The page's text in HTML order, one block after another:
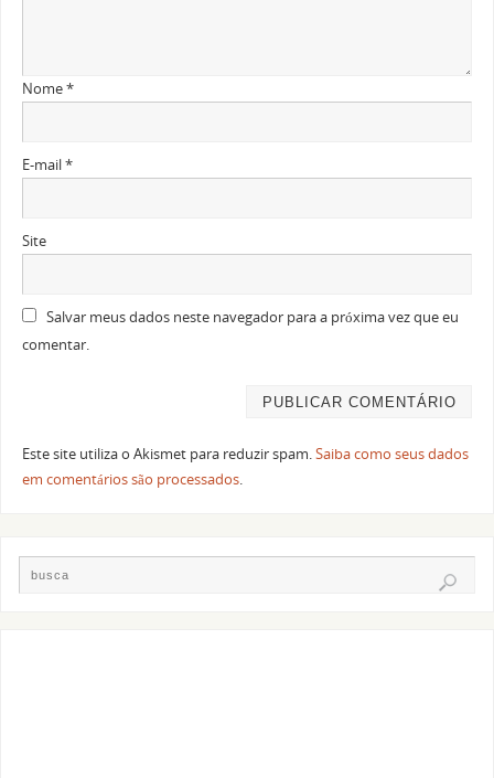
Nome*
E-mail*
Site
Salvar meus dados neste navegador para a próxima vez que eu
comentar.
Este site utiliza o Akismet para reduzir spam.Saiba como seus dados
em comentários são processados.